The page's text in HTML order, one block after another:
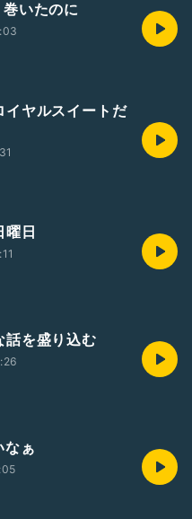
いたのに
ヤルスイートだ
日
を盛り込む
ぁ